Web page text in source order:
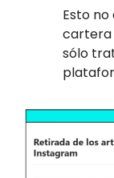
Esto
cartera
sólo